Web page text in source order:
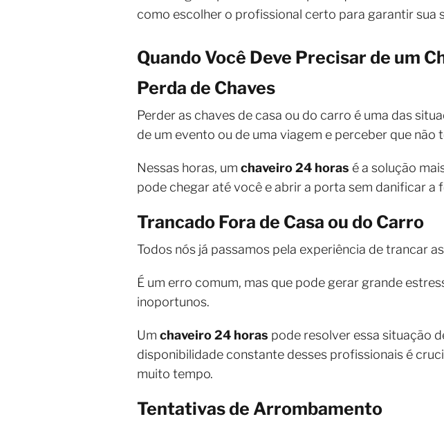
como escolher o profissional certo para garantir sua
Quando Você Deve Precisar de um
Perda de Chaves
Perder as chaves de casa ou do carro é uma das
de um evento ou de uma viagem e perceber que
Nessas horas, um chaveiro 24 horas é a solução
pode chegar até você e abrir a porta sem danificar a
Trancado Fora de Casa ou do Carro
Todos nós já passamos pela experiência de trancar
É um erro comum, mas que pode gerar grande
inoportunos.
Um chaveiro 24 horas pode resolver essa situação
disponibilidade constante desses profissionais é
muito tempo.
Tentativas de Arrombamento